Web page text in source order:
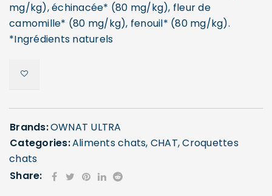
mg/kg), échinacée* (80 mg/kg), fleur de
camomille* (80 mg/kg), fenouil* (80 mg/kg).
*Ingrédients naturels
Brands:OWNAT ULTRA
Categories:Aliments chats, CHAT,Croquettes
chats
Share: